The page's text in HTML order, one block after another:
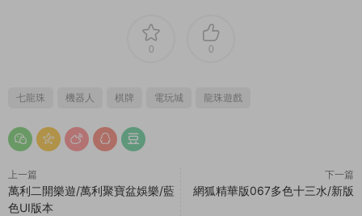
0 0
七龍珠 機器人 棋牌 電玩城 龍珠遊戲
上一篇
萬利二開樂遊/萬利聚寶盆娛樂/藍
色UI版本
下一篇
網狐精華版067多色十三水/新版